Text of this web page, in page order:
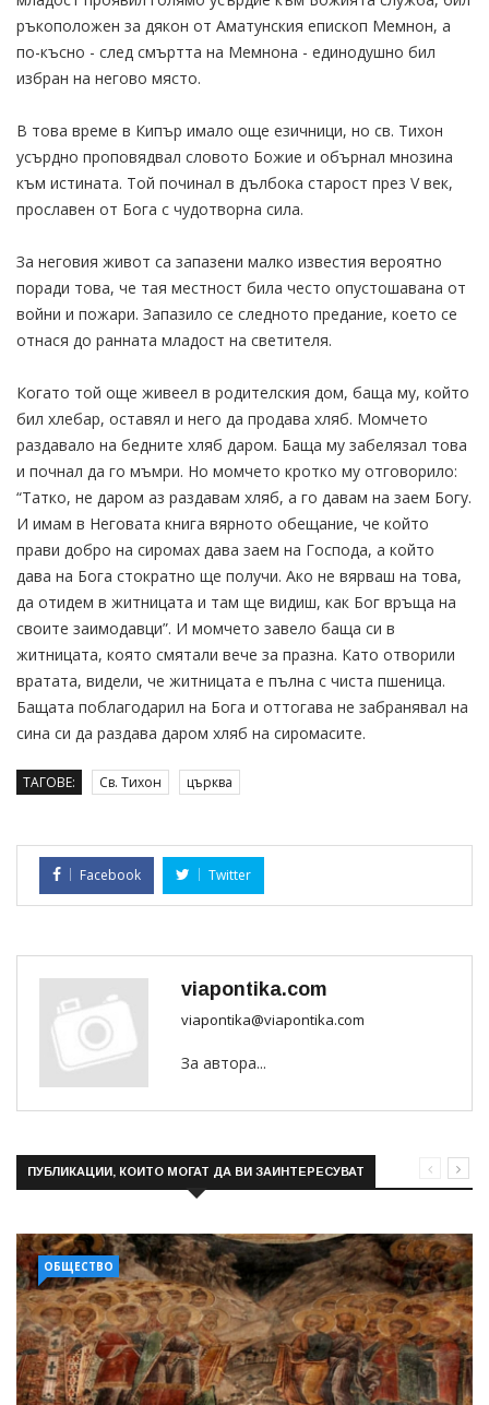
ръкоположен за дякон от Аматунския епископ Мемнон, а
по-късно - след смъртта на Мемнона - единодушно бил
избран на негово място.
В това време в Кипър имало още езичници, но св. Тихон
усърдно проповядвал словото Божие и обърнал мнозина
към истината. Той починал в дълбока старост през V век,
прославен от Бога с чудотворна сила.
За неговия живот са запазени малко известия вероятно
поради това, че тая местност била често опустошавана от
войни и пожари. Запазило се следното предание, което се
отнася до ранната младост на светителя.
Когато той още живеел в родителския дом, баща му, който
бил хлебар, оставял и него да продава хляб. Момчето
раздавало на бедните хляб даром. Баща му забелязал това
и почнал да го мъмри. Но момчето кротко му отговорило:
“Татко, не даром аз раздавам хляб, а го давам на заем Богу.
И имам в Неговата книга вярното обещание, че който
прави добро на сиромах дава заем на Господа, а който
дава на Бога стократно ще получи. Ако не вярваш на това,
да отидем в житницата и там ще видиш, как Бог връща на
своите заимодавци”. И момчето завело баща си в
житницата, която смятали вече за празна. Като отворили
вратата, видели, че житницата е пълна с чиста пшеница.
Бащата поблагодарил на Бога и оттогава не забранявал на
сина си да раздава даром хляб на сиромасите.
ТАГОВЕ: Св. Тихон църква
Facebook Twitter
viapontika.com
viapontika@viapontika.com
За автора...
ПУБЛИКАЦИИ, КОИТО МОГАТ ДА ВИ ЗАИНТЕРЕСУВАТ
ОБЩЕСТВО